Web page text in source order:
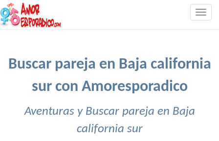
Buscar pareja en Baja california
sur con Amoresporadico
Aventuras y Buscar pareja en Baja
california sur